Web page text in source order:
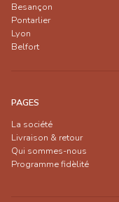
Besançon
Pontarlier
Lyon
Belfort
PAGES
La société
Livraison & retour
Qui sommes-nous
Programme fidèlité